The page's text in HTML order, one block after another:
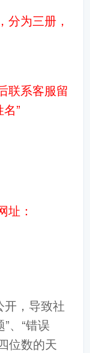
分为三册，
联系客服留
”
址：
，导致社
、“错误
位数的天